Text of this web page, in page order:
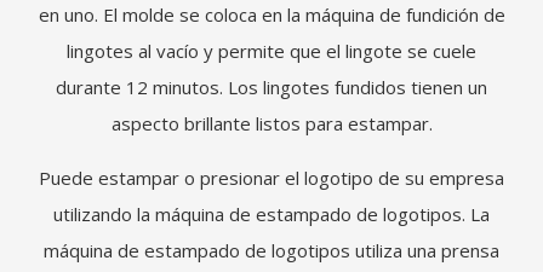
en uno. El molde se coloca en la máquina de fundición de
lingotes al vacío y permite que el lingote se cuele
durante 12 minutos. Los lingotes fundidos tienen un
aspecto brillante listos para estampar.
Puede estampar o presionar el logotipo de su empresa
utilizando la máquina de estampado de logotipos. La
máquina de estampado de logotipos utiliza una prensa